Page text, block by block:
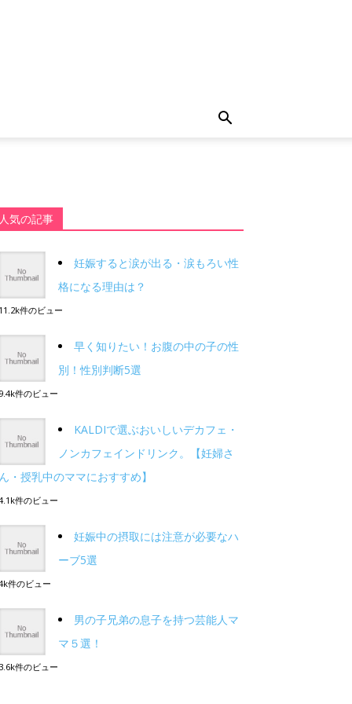
人気の記事
妊娠すると涙が出る・涙もろい性
格になる理由は？
11.2k件のビュー
早く知りたい！お腹の中の子の性
別！性別判断5選
9.4k件のビュー
KALDIで選ぶおいしいデカフェ・
ノンカフェインドリンク。【妊婦さ
ん・授乳中のママにおすすめ】
件のビュー
妊娠中の摂取には注意が必要なハ
ーブ5選
件のビュー
男の子兄弟の息子を持つ芸能人マ
マ５選！
3.6k件のビュー